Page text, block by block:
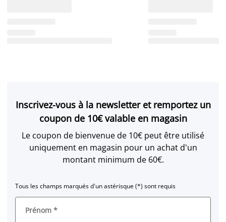
Inscrivez-vous à la newsletter et remportez un
coupon de 10€ valable en magasin
Le coupon de bienvenue de 10€ peut être utilisé
uniquement en magasin pour un achat d'un
montant minimum de 60€.
Tous les champs marqués d'un astérisque (*) sont requis
Prénom *